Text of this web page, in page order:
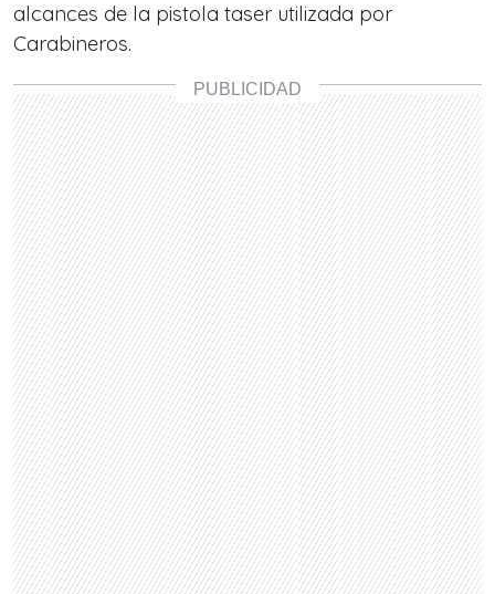
alcances de la pistola taser utilizada por
Carabineros.